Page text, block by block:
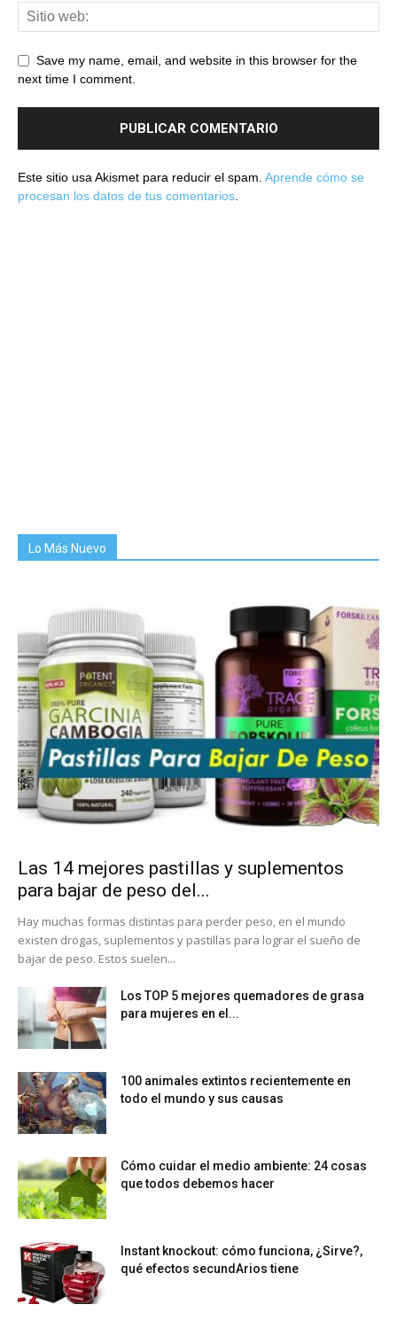
Save my name, email, and website in this browser for the
next time I comment.
Este sitio usa Akismet para reducir el spam. Aprende cómo se
procesan los datos de tus comentarios.
Lo Más Nuevo
Las 14 mejores pastillas y suplementos
para bajar de peso del...
Hay muchas formas distintas para perder peso, en el mundo
existen drogas, suplementos y pastillas para lograr el sueño de
bajar de peso. Estos suelen...
Los TOP 5 mejores quemadores de grasa
para mujeres en el...
100 animales extintos recientemente en
todo el mundo y sus causas
Cómo cuidar el medio ambiente: 24 cosas
que todos debemos hacer
Instant knockout: cómo funciona, ¿Sirve?,
qué efectos secundArios tiene